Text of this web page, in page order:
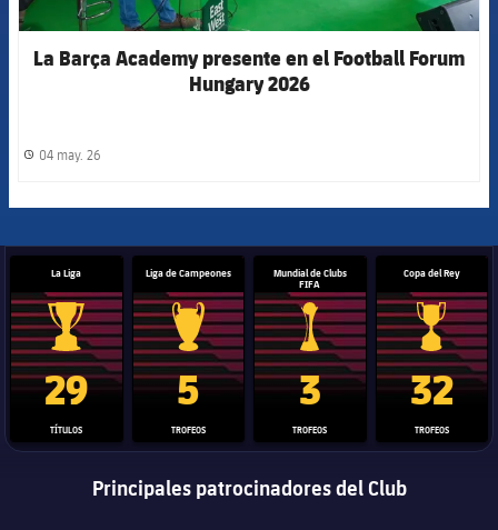
La Barça Academy presente en el Football Forum
Hungary 2026
label.share.clock
04 may. 26
La Liga
Trofeo de La Liga
29
TÍTULOS
Liga de Campeones
Trofeo de la Liga de Campeones
5
TROFEOS
Mundial de Clubs
FIFA
Trofeo del Mundial de
3
TROFEOS
Copa del Rey
Copa del
32
TROFEOS
Principales patrocinadores del Club